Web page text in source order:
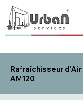
Rafraîchisseur d'Air
AM120